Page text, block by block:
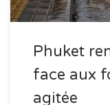
Phuket
face aux
agitée